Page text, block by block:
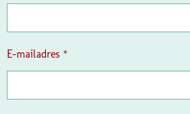
r
eE-mailadres *